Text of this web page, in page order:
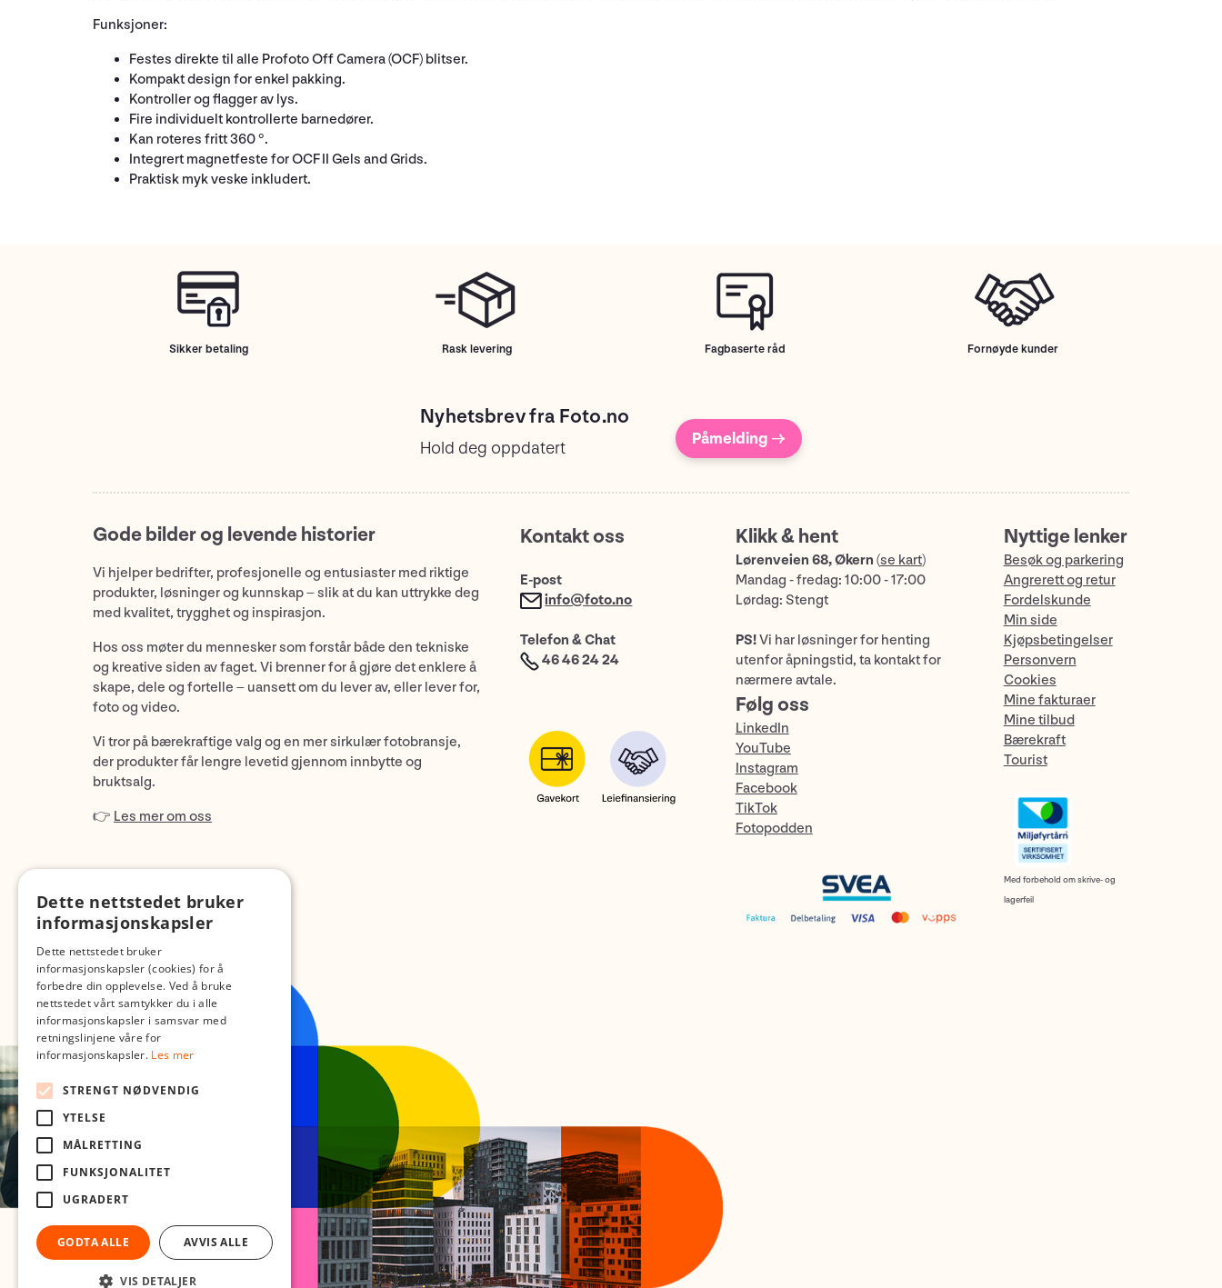
Funksjoner:
Festes direkte til alle Profoto Off Camera (OCF) blitser.
Kompakt design for enkel pakking.
Kontroller og flagger av lys.
Fire individuelt kontrollerte barnedører.
Kan roteres fritt 360 °.
Integrert magnetfeste for OCF II Gels and Grids.
Praktisk myk veske inkludert.
Sikker betaling Rask levering Fagbaserte råd Fornøyde kunder
Nyhetsbrev fra Foto.no
Hold deg oppdatert Påmelding →
Gode bilder og levende historier
Vi hjelper bedrifter, profesjonelle og entusiaster med riktige
produkter, løsninger og kunnskap – slik at du kan uttrykke deg
med kvalitet, trygghet og inspirasjon.
Hos oss møter du mennesker som forstår både den tekniske
og kreative siden av faget. Vi brenner for å gjøre det enklere å
skape, dele og fortelle – uansett om du lever av, eller lever for,
foto og video.
Vi tror på bærekraftige valg og en mer sirkulær fotobransje,
der produkter får lengre levetid gjennom innbytte og
bruktsalg.
👉 Les mer om oss
Kontakt oss
E-post
info@foto.no
Telefon & Chat
46 46 24 24
Klikk & hent
Lørenveien 68, Økern (se kart)
Mandag - fredag: 10:00 - 17:00
Lørdag: Stengt
PS!Vi har løsninger for henting
utenfor åpningstid, ta kontakt for
nærmere avtale.
Følg oss
LinkedIn
YouTube
Instagram
Facebook
TikTok
Fotopodden
Nyttige lenker
Besøk og parkering
Angrerett og retur
Fordelskunde
Min side
Kjøpsbetingelser
Personvern
Cookies
Mine fakturaer
Mine tilbud
Bærekraft
Tourist
Med forbehold om skrive- og
lagerfeil
Dette nettstedet bruker
informasjonskapsler
Dette nettstedet bruker
informasjonskapsler (cookies) for å
forbedre din opplevelse. Ved å bruke
nettstedet vårt samtykker du i alle
informasjonskapsler i samsvar med
retningslinjene våre for
informasjonskapsler. Les mer
STRENGT NØDVENDIG
YTELSE
MÅLRETTING
FUNKSJONALITET
UGRADERT
GODTA ALLE AVVIS ALLE
VIS DETALJER